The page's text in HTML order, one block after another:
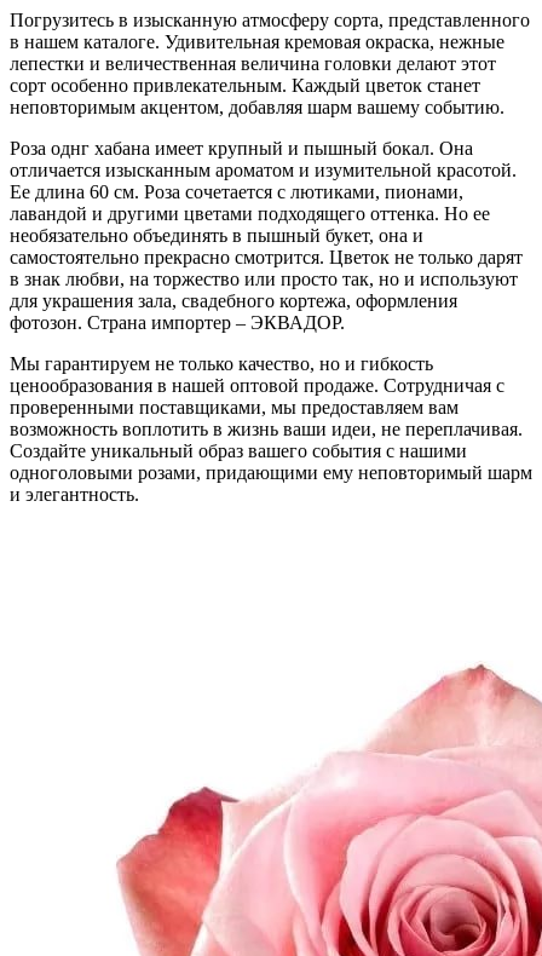
Погрузитесь в изысканную атмосферу сорта, представленного
в нашем каталоге. Удивительная кремовая окраска, нежные
лепестки и величественная величина головки делают этот
сорт особенно привлекательным. Каждый цветок станет
неповторимым акцентом, добавляя шарм вашему событию.
Роза однг хабана имеет крупный и пышный бокал. Она
отличается изысканным ароматом и изумительной красотой.
Ее длина 60 см. Роза сочетается с лютиками, пионами,
лавандой и другими цветами подходящего оттенка. Но ее
необязательно объединять в пышный букет, она и
самостоятельно прекрасно смотрится. Цветок не только дарят
в знак любви, на торжество или просто так, но и используют
для украшения зала, свадебного кортежа, оформления
фотозон. Страна импортер – ЭКВАДОР.
Мы гарантируем не только качество, но и гибкость
ценообразования в нашей оптовой продаже. Сотрудничая с
проверенными поставщиками, мы предоставляем вам
возможность воплотить в жизнь ваши идеи, не переплачивая.
Создайте уникальный образ вашего события с нашими
одноголовыми розами, придающими ему неповторимый шарм
и элегантность.